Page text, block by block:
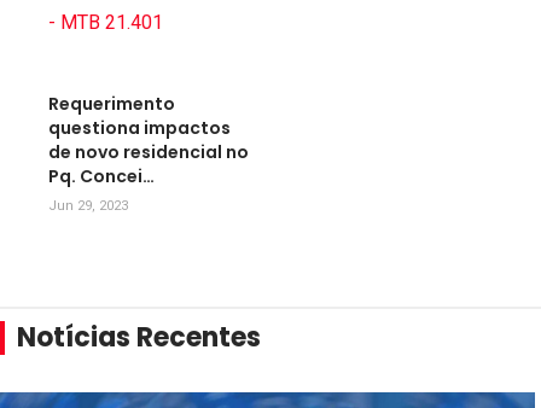
Requerimento
questiona impactos
de novo residencial no
Pq. Concei…
Jun 29, 2023
Notícias Recentes